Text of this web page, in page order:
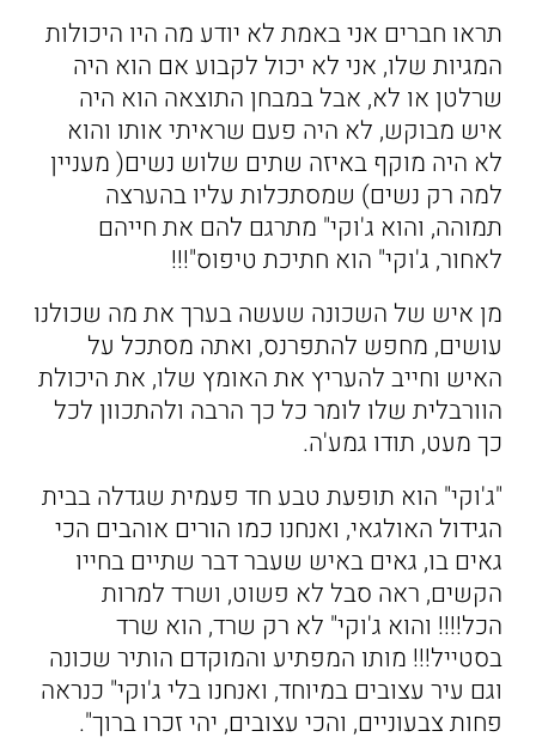
תראו חברים אני באמת לא יודע מה היו היכולות
המגיות שלו, אני לא יכול לקבוע אם הוא היה
שרלטן או לא, אבל במבחן התוצאה הוא היה
איש מבוקש, לא היה פעם שראיתי אותו והוא
לא היה מוקף באיזה שתים שלוש נשים( מעניין
למה רק נשים) שמסתכלות עליו בהערצה
תמוהה, והוא ג'וקי" מתרגם להם את חייהם
לאחור, ג'וקי" הוא חתיכת טיפוס"!!!
מן איש של השכונה שעשה בערך את מה שכולנו
עושים, מחפש להתפרנס, ואתה מסתכל על
האיש וחייב להעריץ את האומץ שלו, את היכולת
הוורבלית שלו לומר כל כך הרבה ולהתכוון לכל
כך מעט, תודו גמע'ה.
"ג'וקי" הוא תופעת טבע חד פעמית שגדלה בבית
הגידול האולגאי, ואנחנו כמו הורים אוהבים הכי
גאים בו, גאים באיש שעבר דבר שתיים בחייו
הקשים, ראה סבל לא פשוט, ושרד למרות
הכל!!!! והוא ג'וקי" לא רק שרד, הוא שרד
בסטייל!!! מותו המפתיע והמוקדם הותיר שכונה
וגם עיר עצובים במיוחד, ואנחנו בלי ג'וקי" כנראה
פחות צבעוניים, והכי עצובים, יהי זכרו ברוך".